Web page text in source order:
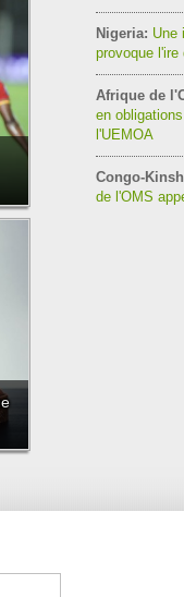
Nigeria: Une
provoque l'ire
Afrique de
en
l'UEMOA
Congo-
de l'OMS